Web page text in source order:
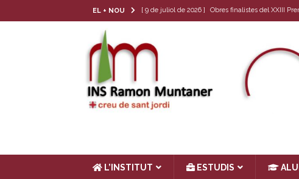
EL + NOU [ 9 de juliol de 2026 ] Obres finalistes del XXIII
Tria de matèria optativa
[ 17 de juny de 2026 ] Llibres de text 26-27
Les cròniques del Club de
[ 17 de juliol de 2026 ] Horari d’estiu
L’INSTITUT ESTUDIS